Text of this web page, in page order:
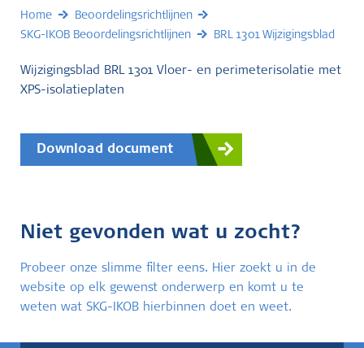
Home
Beoordelingsrichtlijnen
SKG-IKOB Beoordelingsrichtlijnen
BRL 1301 Wijzigingsblad
Wijzigingsblad BRL 1301 Vloer- en perimeterisolatie met
XPS-isolatieplaten
Download document
Niet gevonden wat u zocht?
Probeer onze slimme filter eens. Hier zoekt u in de
website op elk gewenst onderwerp en komt u te
weten wat SKG-IKOB hierbinnen doet en weet.